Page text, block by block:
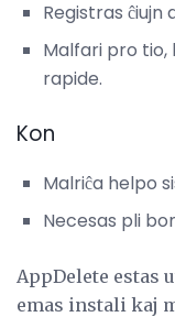
Registras ĉiujn
Malfari pro tio,
rapide.
Kon
Malriĉa helpo
Necesas pli
AppDelete estas
emas instali kaj